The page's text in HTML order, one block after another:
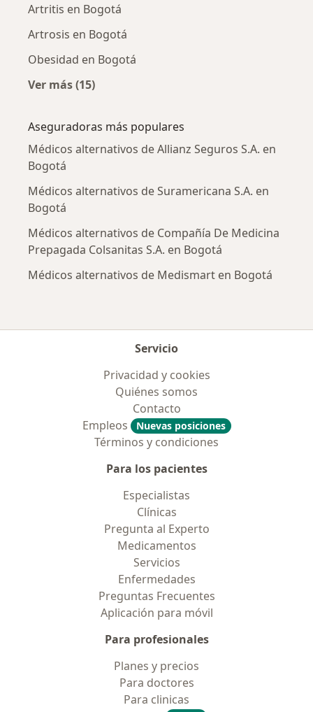
Artritis en Bogotá
Artrosis en Bogotá
Obesidad en Bogotá
Ver más (15)
Aseguradoras más populares
Médicos alternativos de Allianz Seguros S.A. en
Bogotá
Médicos alternativos de Suramericana S.A. en
Bogotá
Médicos alternativos de Compañía De Medicina
Prepagada Colsanitas S.A. en Bogotá
Médicos alternativos de Medismart en Bogotá
Servicio
Privacidad y cookies
Quiénes somos
Contacto
Empleos
Nuevas posiciones
Términos y condiciones
Para los pacientes
Especialistas
Clínicas
Pregunta al Experto
Medicamentos
Servicios
Enfermedades
Preguntas Frecuentes
Aplicación para móvil
Para profesionales
Planes y precios
Para doctores
Para clinicas